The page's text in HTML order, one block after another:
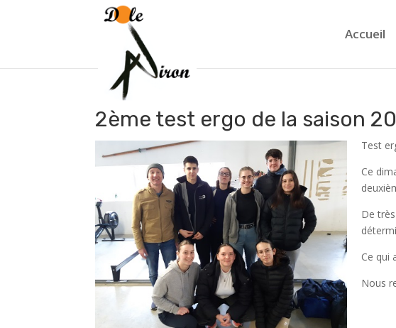
Accueil
2ème test ergo de la saison
Test
Ce
De
Ce qui
Nous